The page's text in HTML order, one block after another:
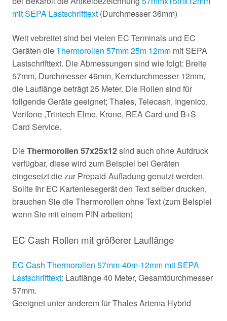
mit SEPA Lastschrifttext (Durchmesser 36mm)
Weit vebreitet sind bei vielen EC Terminals und EC
Geräten dieThermorollen 57mm 25m 12mm mit SEPA
Lastschrifttext. Die Abmessungen sind wie folgt: Breite
57mm, Durchmesser 46mm, Kerndurchmesser 12mm,
die Lauflänge beträgt 25 Meter. Die Rollen sind für
follgende Geräte geeignet; Thales, Telecash, Ingenico,
Verifone ,Trintech Elme, Krone, REA Card und B+S
Card Service.
DieThermorollen 57x25x12sind auch ohne Aufdruck
verfügbar, diese wird zum Beispiel bei Geräten
eingesetzt die zur Prepaid-Aufladung genutzt werden.
Sollte Ihr EC Kartenlesegerät den Text selber drucken,
brauchen Sie die Thermorollen ohne Text (zum Beispiel
wenn Sie mit einem PIN arbeiten)
EC Cash Rollen mit größerer Lauflänge
EC Cash Thermorollen 57mm-40m-12mm mit SEPA
Lastschrifttext: Lauflänge 40 Meter, Gesamtdurchmesser
57mm.
Geeignet unter anderem für Thales Artema Hybrid